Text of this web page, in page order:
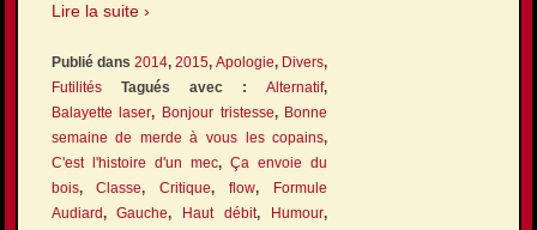
Lire la suite ›
Publié dans 2014, 2015,Apologie, Divers,
FutilitésTagués avec :Alternatif,
Balayette laser, Bonjour tristesse, Bonne
semaine de merde à vous les copains,
C'est l'histoire d'un mec, Ça envoie du
bois,Classe,Critique,flow,
Formule
Audiard,Gauche, Haut débit, Humour,